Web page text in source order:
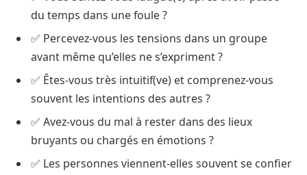
du temps dans une foule ?
✅ Percevez-vous les tensions dans un groupe
avant même qu’elles ne s’expriment ?
✅ Êtes-vous très intuitif(ve) et comprenez-vous
souvent les intentions des autres ?
✅ Avez-vous du mal à rester dans des lieux
bruyants ou chargés en émotions ?
✅ Les personnes viennent-elles souvent se confier